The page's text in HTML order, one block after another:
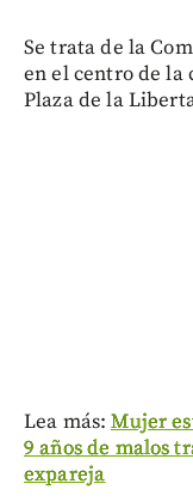
Se trata de la
en el centro de la
Plaza de la
Lea más:Mujer
9 años de malos
expareja